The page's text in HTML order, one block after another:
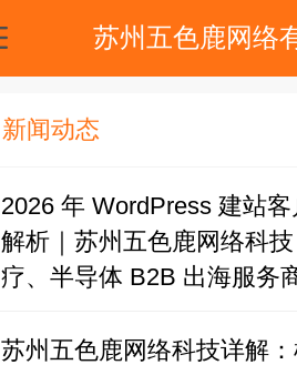
苏州五色鹿网络
新闻动态
2026 年 WordPress 建站
解析｜苏州五色鹿网络科
疗、半导体 B2B 出海服务
苏州五色鹿网络科技详解